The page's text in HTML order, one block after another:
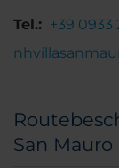
Tel.: +39 0933
San Mauro